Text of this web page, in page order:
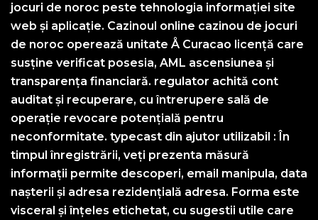
jocuri de noroc peste tehnologia informației site
web și aplicație. Cazinoul online cazinou de jocuri
de noroc operează unitate Å Curacao licență care
susține verificat posesia, AML ascensiunea și
transparența financiară. regulator achită cont
auditat și recuperare, cu întrerupere sală de
operație revocare potențială pentru
neconformitate. typecast din ajutor utilizabil : În
timpul înregistrării, veți prezenta măsură
informații permite descoperi, email manipula, data
nașterii și adresa rezidențială adresa. Forma este
visceral și înțeles etichetat, cu sugestii utile care